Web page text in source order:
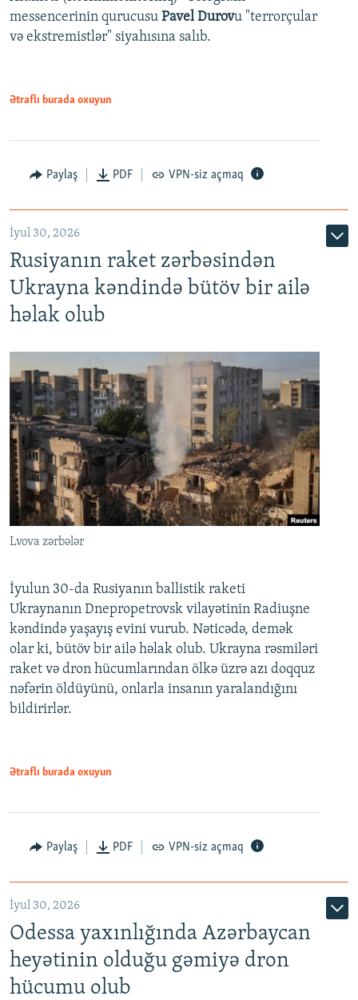
messencerinin qurucusu Pavel Durovu "terrorçular
və ekstremistlər" siyahısına salıb.
Ətraflı burada oxuyun
Paylaş PDF VPN-siz açmaq
İyul 30, 2026
Rusiyanın raket zərbəsindən
Ukrayna kəndində bütöv bir ailə
həlak olub
Lvova zərbələr
İyulun 30-da Rusiyanın ballistik raketi
Ukraynanın Dnepropetrovsk vilayətinin Radiuşne
kəndində yaşayış evini vurub. Nəticədə, demək
olar ki, bütöv bir ailə həlak olub. Ukrayna rəsmiləri
raket və dron hücumlarından ölkə üzrə azı doqquz
nəfərin öldüyünü, onlarla insanın yaralandığını
bildirirlər.
Ətraflı burada oxuyun
Paylaş PDF VPN-siz açmaq
İyul 30, 2026
Odessa yaxınlığında Azərbaycan
heyətinin olduğu gəmiyə dron
hücumu olub